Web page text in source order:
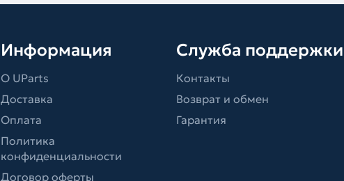
Информация
О UParts
Доставка
Оплата
Политика
конфиденциальности
Договор оферты
Служба поддержки
Контакты
Возврат и обмен
Гарантия